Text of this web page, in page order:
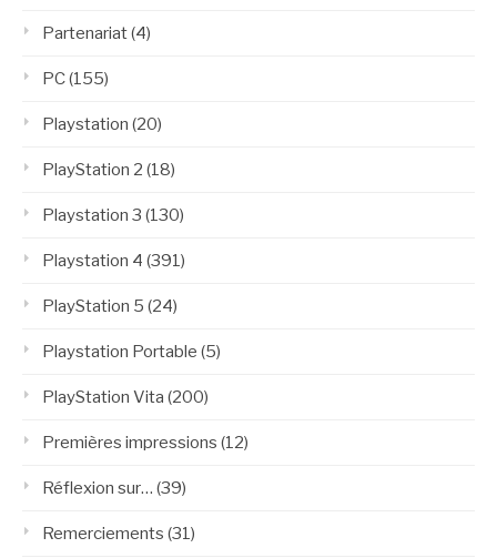
Partenariat(4)
PC(155)
Playstation (20)
PlayStation 2 (18)
Playstation 3 (130)
Playstation 4 (391)
PlayStation 5 (24)
Playstation Portable (5)
PlayStation Vita (200)
Premières impressions (12)
Réflexion sur… (39)
Remerciements (31)